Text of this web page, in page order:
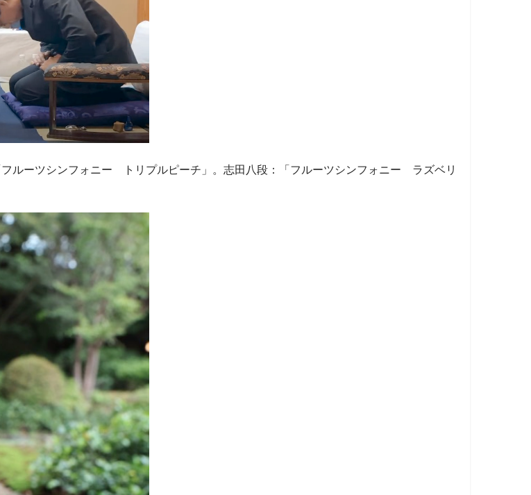
ルーツシンフォニー トリプルピーチ」。志田八段：「フルーツシンフォニー ラズベリ